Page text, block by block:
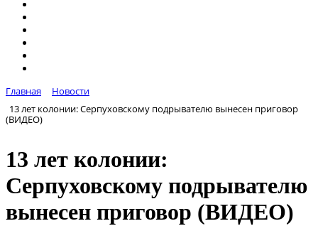
Главная
Новости
13 лет колонии: Серпуховскому подрывателю вынесен приговор
(ВИДЕО)
13 лет колонии:
Серпуховскому подрывателю
вынесен приговор (ВИДЕО)